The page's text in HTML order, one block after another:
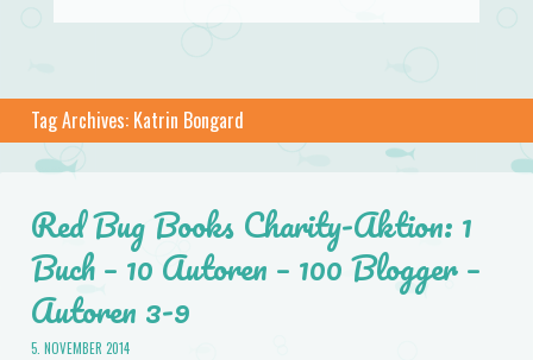
Tag Archives: Katrin Bongard
Red Bug Books Charity-Aktion: 1
Buch – 10 Autoren – 100 Blogger –
Autoren 3-9
5. NOVEMBER 2014